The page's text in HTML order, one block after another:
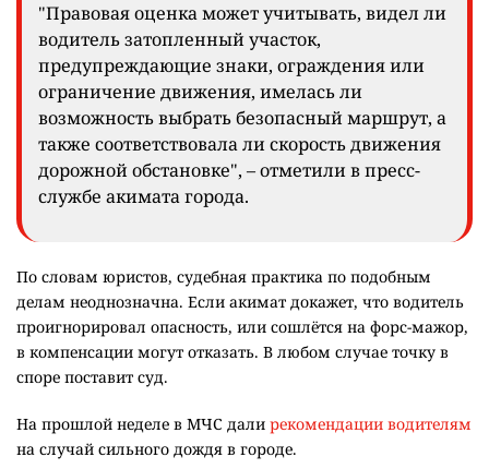
"Правовая оценка может учитывать, видел ли
водитель затопленный участок,
предупреждающие знаки, ограждения или
ограничение движения, имелась ли
возможность выбрать безопасный маршрут, а
также соответствовала ли скорость движения
дорожной обстановке", – отметили в пресс-
службе акимата города.
По словам юристов, судебная практика по подобным
делам неоднозначна. Если акимат докажет, что водитель
проигнорировал опасность, или сошлётся на форс-мажор,
в компенсации могут отказать. В любом случае точку в
споре поставит суд.
На прошлой неделе в МЧС дали рекомендации водителям
на случай сильного дождя в городе.